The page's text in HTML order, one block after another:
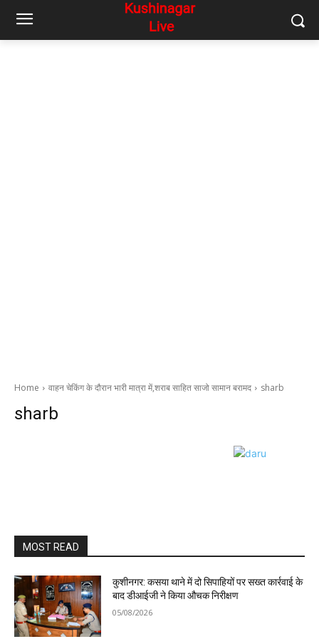
Home वाहन चेकिंग के दौरान भारी मात्रा में,शराब साहित साजो सामान बरामद sharb
sharb
MOST READ
कुशीनगर: कसया थाने में दो सिपाहियों पर सख्त कार्रवाई के
बाद डीआईजी ने किया औचक निरीक्षण
05/08/2026